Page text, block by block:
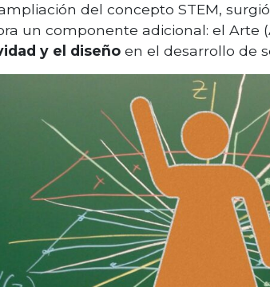
del concepto STEM,
un componente adicional: el Arte
y el diseño en el desarrollo de